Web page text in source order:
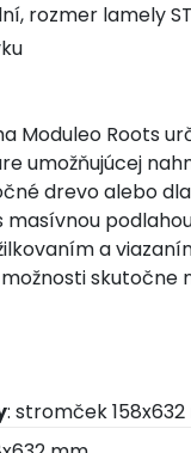
rozmer lamely
Moduleo Roots
umožňujúcej
drevo alebo
masívnou
a
skutočne
: stromček